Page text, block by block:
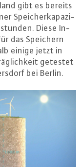
gibt es bereits
Spei­cher­ka­pa­zi­
Diese In­
das Speichern
einige jetzt in
getestet
bei Berlin.